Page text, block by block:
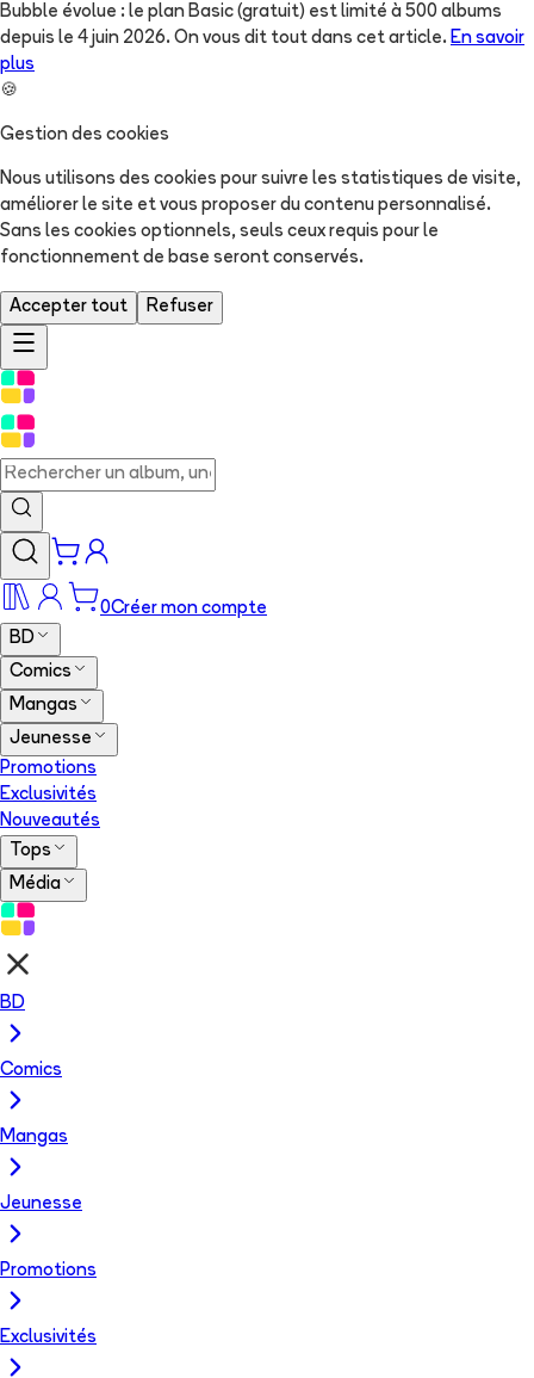
Bubble évolue : le plan Basic (gratuit) est limité à 500 albums
depuis le 4 juin 2026. On vous dit tout dans cet article. En savoir
plus
🍪
Gestion des cookies
Nous utilisons des cookies pour suivre les statistiques de visite,
améliorer le site et vous proposer du contenu personnalisé.
Sans les cookies optionnels, seuls ceux requis pour le
fonctionnement de base seront conservés.
Accepter tout Refuser
0Créer mon compte
BD
Comics
Mangas
Jeunesse
Promotions
Exclusivités
Nouveautés
Tops
Média
BD
Comics
Mangas
Jeunesse
Promotions
Exclusivités